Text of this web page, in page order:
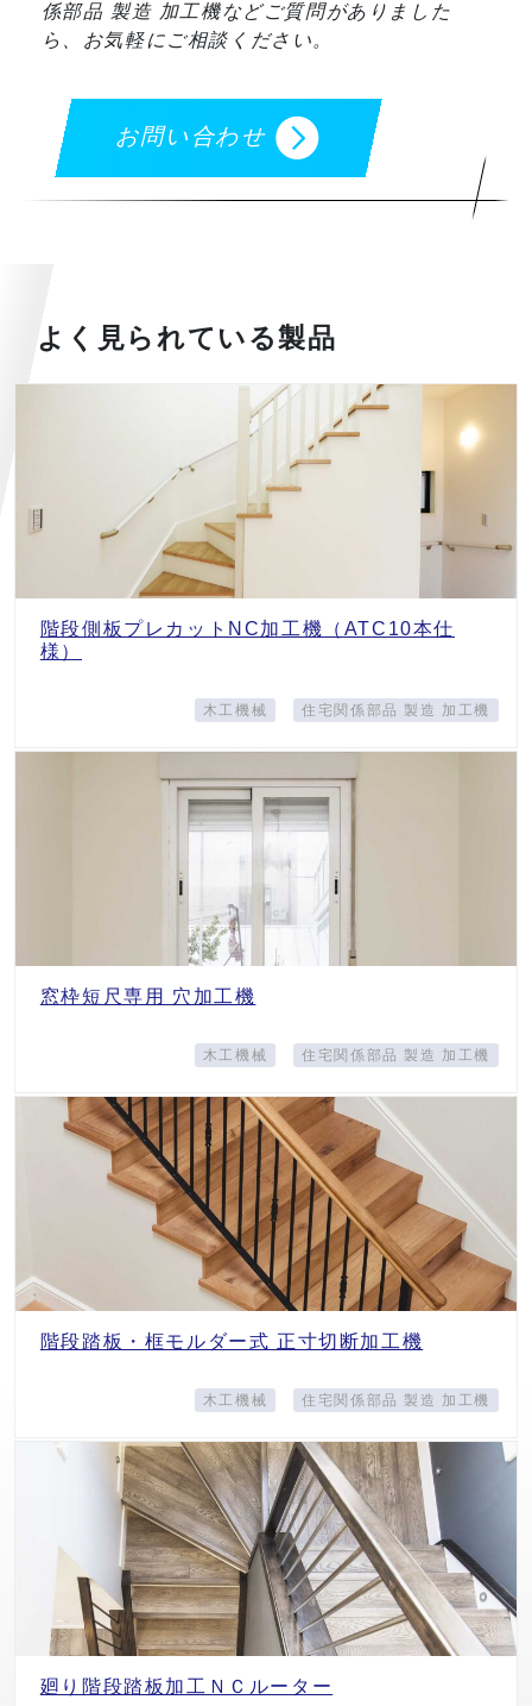
係部品 製造 加工機などご質問がありました
ら、お気軽にご相談ください。
お問い合わせ
よく見られている製品
階段側板プレカットNC加工機（ATC10本仕
様）
木工機械 住宅関係部品 製造 加工機
窓枠短尺専用 穴加工機
木工機械 住宅関係部品 製造 加工機
階段踏板・框モルダー式 正寸切断加工機
木工機械 住宅関係部品 製造 加工機
廻り階段踏板加工ＮＣルーター